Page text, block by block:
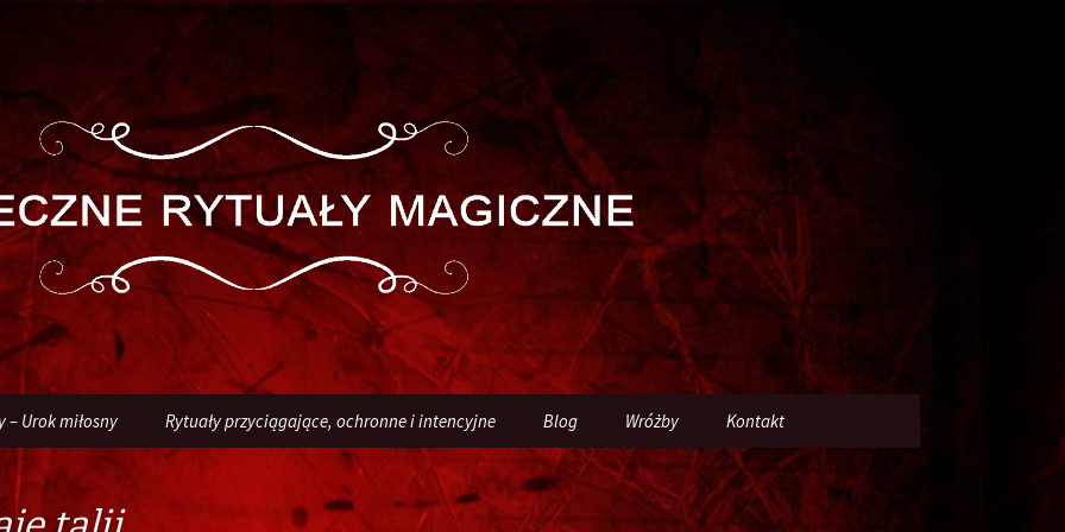
– Urok miłosny Rytuały przyciągające, ochronne i intencyjne Blog Wróżby Kontakt